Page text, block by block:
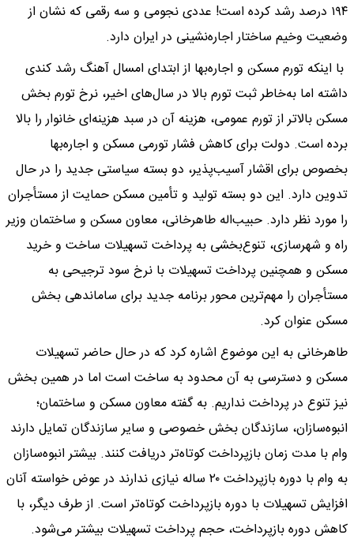
۱۹۴ درصد رشد کرده است! عددی نجومی و سه رقمی که نشان از
وضعیت وخیم ساختار اجاره‌نشینی در ایران دارد.
با اینکه تورم مسکن و اجاره‌بها از ابتدای امسال آهنگ رشد کندی
داشته اما به‌خاطر ثبت تورم بالا در سال‌های اخیر، نرخ تورم بخش
مسکن بالاتر از تورم عمومی، هزینه آن در سبد هزینه‌ای خانوار را بالا
برده است. دولت برای کاهش فشار تورمی مسکن و اجاره‌بها
بخصوص برای اقشار آسیب‌پذیر، دو بسته سیاستی جدید را در حال
تدوین دارد. این دو بسته تولید و تأمین مسکن حمایت از مستأجران
را مورد نظر دارد. حبیب‌اله ‌طاهرخانی، معاون مسکن و ساختمان وزیر
راه و شهرسازی، تنوع‌بخشی به پرداخت تسهیلات ساخت و خرید
مسکن و همچنین پرداخت تسهیلات با نرخ سود ترجیحی به
مستأجران را مهم‌ترین محور برنامه جدید برای ساماندهی بخش
مسکن عنوان کرد.
طاهرخانی به این موضوع اشاره کرد که در حال حاضر تسهیلات
مسکن و دسترسی به آن محدود به ساخت است اما در همین بخش
نیز تنوع در پرداخت نداریم. به گفته معاون مسکن و ساختمان؛
انبوه‌سازان، سازندگان بخش خصوصی و سایر سازندگان تمایل دارند
وام با مدت زمان بازپرداخت کوتاه‌تر دریافت کنند. بیشتر انبوه‌سازان
به وام با دوره بازپرداخت ۲۰ ساله نیازی ندارند در عوض خواسته آنان
افزایش تسهیلات با دوره بازپرداخت کوتاه‌تر است. از طرف دیگر، با
کاهش دوره بازپرداخت، حجم پرداخت تسهیلات بیشتر می‌شود.